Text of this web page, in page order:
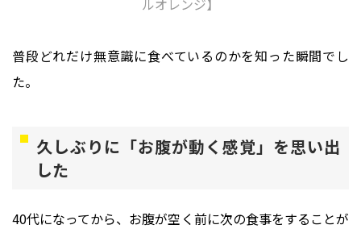
ルオレンジ】
普段どれだけ無意識に食べているのかを知った瞬間でし
た。
久しぶりに「お腹が動く感覚」を思い出
した
40代になってから、お腹が空く前に次の食事をすることが